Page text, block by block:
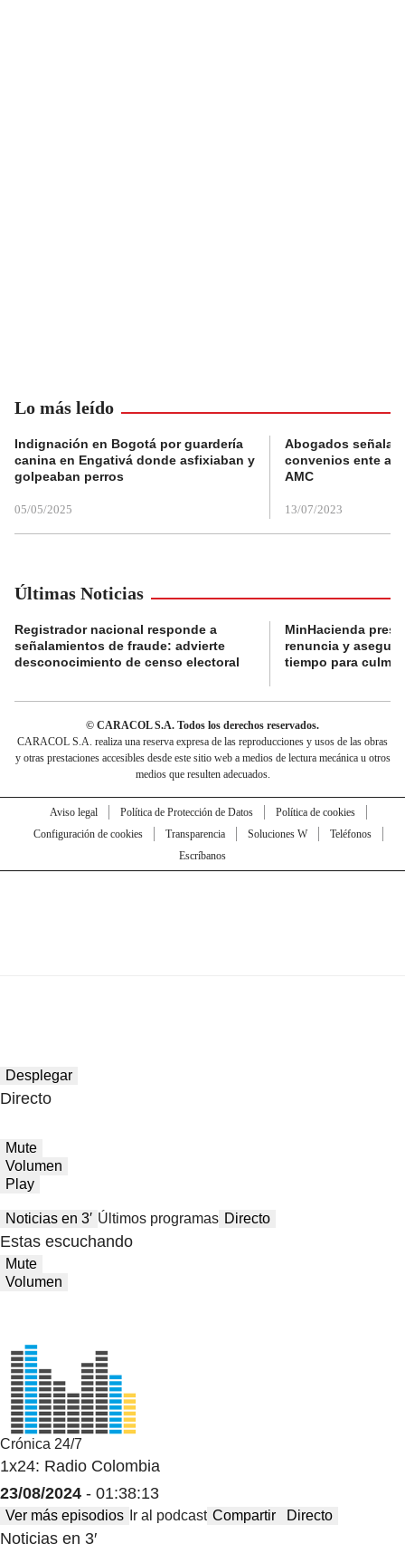
Lo más leído
Indignación en Bogotá por guardería
canina en Engativá donde asfixiaban y
golpeaban perros
05/05/2025
Abogados
convenios ente
AMC
13/07/2023
Últimas Noticias
Registrador nacional responde a
señalamientos de fraude: advierte
desconocimiento de censo electoral
MinHacienda
renuncia y
tiempo para
© CARACOL S.A. Todos los derechos reservados.
CARACOL S.A. realiza una reserva expresa de las reproducciones y usos de las obras
y otras prestaciones accesibles desde este sitio web a medios de lectura mecánica u otros
medios que resulten adecuados.
Aviso legal Política de Protección de Datos
Política de cookies
Configuración de cookies
Transparencia Soluciones W
Teléfonos
Escríbanos
Desplegar
Directo
Mute
Volumen
Play
Noticias en 3′ Últimos programas Directo
Estas escuchando
Mute
Volumen
Crónica 24/7
1x24: Radio Colombia
23/08/2024 - 01:38:13
Ver más episodios Ir al podcast Compartir Directo
Noticias en 3′